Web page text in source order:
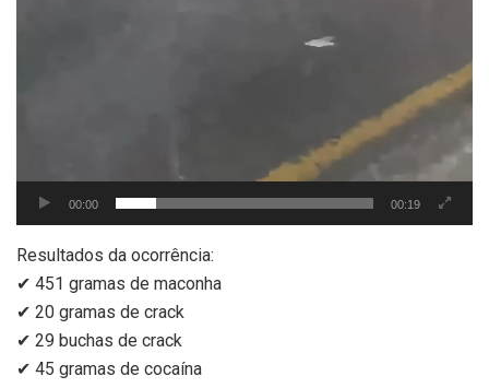
00:00 00:19
Resultados da ocorrência:
✔ 451 gramas de maconha
✔ 20 gramas de crack
✔ 29 buchas de crack
✔ 45 gramas de cocaína